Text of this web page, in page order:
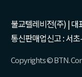
불교텔레비전(주) | 대
통신판매업신고 : 서
Copyrights © BTN.